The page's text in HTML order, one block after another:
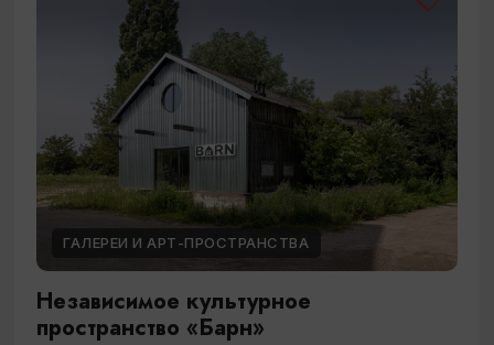
ГАЛЕРЕИ И АРТ-ПРОСТРАНСТВА
Независимое культурное
пространство «Барн»